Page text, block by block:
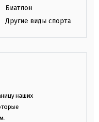
Биатлон
Другие виды спорта
наших